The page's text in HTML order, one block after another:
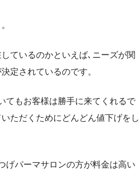
ているのかといえば､ニーズが関
定されているのです。
てもお客様は勝手に来てくれるで
ただくためにどんどん値下げをし
げパーマサロンの方が料金は高い